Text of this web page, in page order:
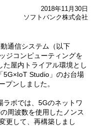
2018年11月30日
ソフトバンク株式会社
通信システム（以下
ジコンピューティングを
屋内トライアル環境とし
5G×IoT Studio」のお台場
プンしました。
ボでは、5Gのネットワ
周波数を使用したノンス
更して、再構築しまし